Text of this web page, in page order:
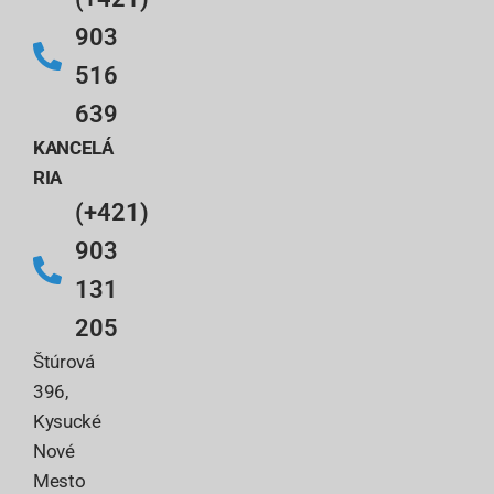
903
516
639
KANCELÁ
RIA
(+421)
903
131
205
Štúrová
396,
Kysucké
Nové
Mesto